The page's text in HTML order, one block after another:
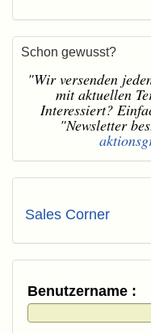
Schon gewusst?
"Wir versenden
mit aktuellen
Interessiert?
"Newsletter
Sales Corner
Benutzername :